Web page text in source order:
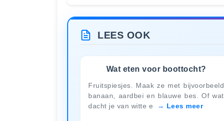
LEES OOK
Wat eten voor boottocht?
Fruitspiesjes. Maak ze met bijvoorbeeld
banaan, aardbei en blauwe bes. Of wat
dacht je van witte e
Lees meer